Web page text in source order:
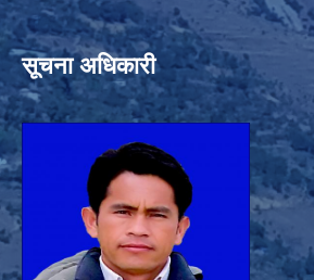
सूचना अधिकारी